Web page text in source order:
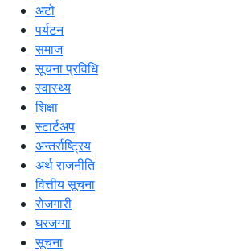
अटो
पर्यटन
समाज
सूचना प्रविधि
स्वास्थ्य
शिक्षा
स्टार्टअप
अन्तर्राष्ट्रिय
अर्थ राजनीति
वित्तीय सूचना
रोजगारी
घरजग्गा
सूचना